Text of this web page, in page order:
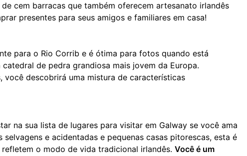
cem barracas que também oferecem artesanato irlandês
presentes para seus amigos e familiares em casa!
para o Rio Corrib e é ótima para fotos quando está
de pedra grandiosa mais jovem da Europa.
descobrirá uma mistura de características
na sua lista de lugares para visitar em Galway se você ama
e acidentadas e pequenas casas pitorescas, esta é
o modo de vida tradicional irlandês. Você é um